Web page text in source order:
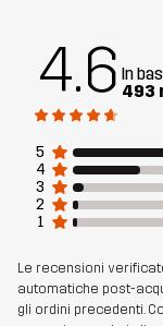
articolo
4.6 In
493
5
4
3
2
1
Le recensioni
automatiche post-
gli ordini precedenti.